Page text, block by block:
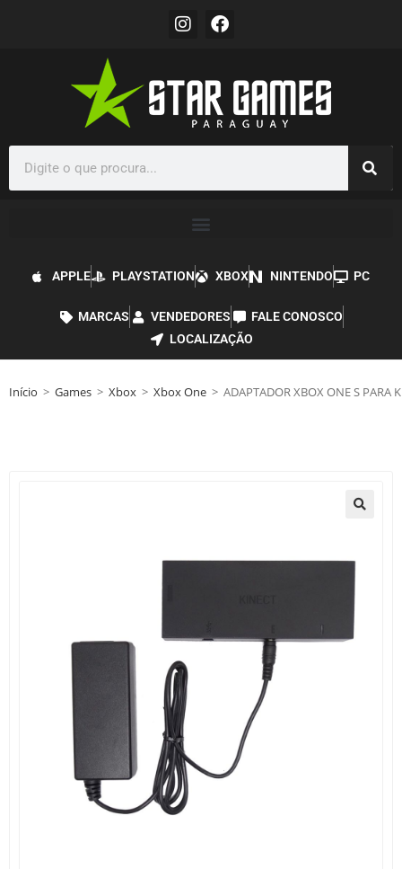
APPLE PLAYSTATION XBOX NINTENDO PC
MARCAS VENDEDORES
FALE CONOSCO
LOCALIZAÇÃO
Início > Games > Xbox > Xbox One > ADAPTADOR XBOX ONE S PARA